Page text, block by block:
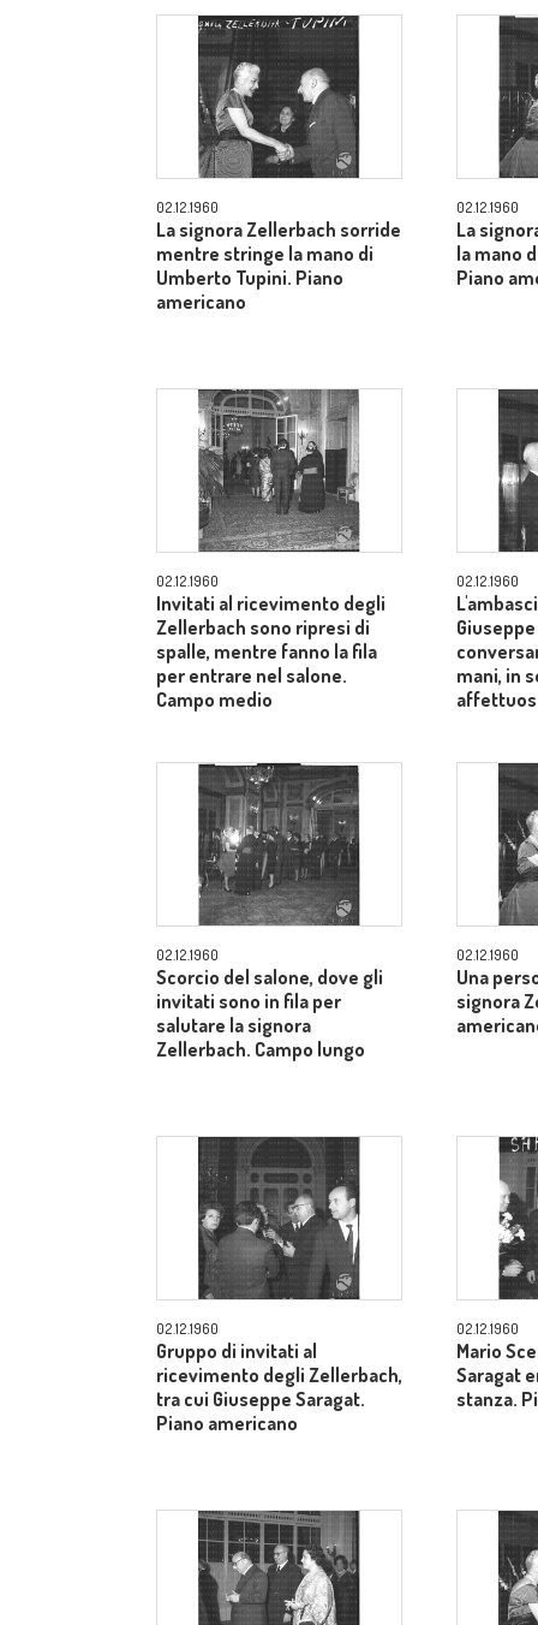
02.12.1960
La signora Zellerbach sorride
mentre stringe la mano di
Umberto Tupini. Piano
americano
02.12.1960
La
la mano
Piano
02.12.1960
Invitati al ricevimento degli
Zellerbach sono ripresi di
spalle, mentre fanno la fila
per entrare nel salone.
Campo medio
02.12.1960
mani, in
02.12.1960
Scorcio del salone, dove gli
invitati sono in fila per
salutare la signora
Zellerbach. Campo lungo
02.12.1960
Una
signora
02.12.1960
Gruppo di invitati al
ricevimento degli Zellerbach,
tra cui Giuseppe Saragat.
Piano americano
02.12.1960
Mario
Saragat
stanza.